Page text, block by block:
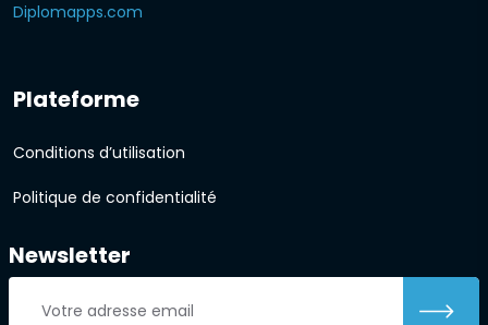
Diplomapps.com
Plateforme
Conditions d’utilisation
Politique de confidentialité
Newsletter